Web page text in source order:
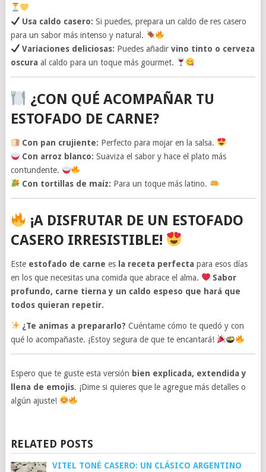
Usa caldo casero: Si puedes, prepara un caldo de res casero
para un sabor más intenso y natural.
Variaciones deliciosas: Puedes añadirvino tinto o cerveza
oscura al caldo para un toque más gourmet.
¿CON QUÉ ACOMPAÑAR TU
ESTOFADO DE CARNE?
Con pan crujiente: Perfecto para mojar en la salsa.
Con arroz blanco: Suaviza el sabor y hace el plato más
contundente.
Con tortillas de maíz: Para un toque más latino.
¡A DISFRUTAR DE UN ESTOFADO
CASERO IRRESISTIBLE!
Este estofado de carne es la receta perfecta para esos días
en los que necesitas una comida que abrace el alma.
Sabor
profundo, carne tierna y un caldo espeso que hará que
todos quieran repetir.
¿Te animas a prepararlo? Cuéntame cómo te quedó y con
qué lo acompañaste. ¡Estoy segura de que te encantará!
Espero que te guste esta versión bien explicada, extendida y
llena de emojis. ¡Dime si quieres que le agregue más detalles o
algún ajuste!
RELATED POSTS
VITEL TONÉ CASERO: UN CLÁSICO ARGENTINO